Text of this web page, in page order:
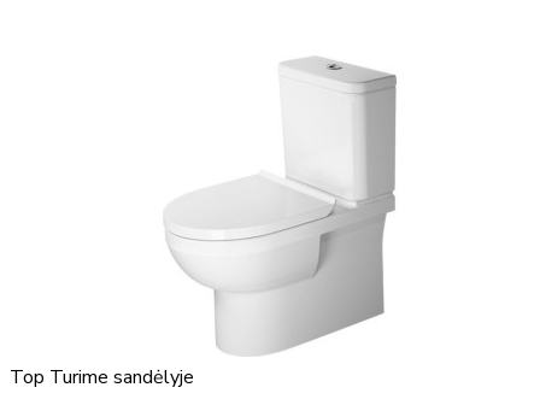
Top Turime sandėlyje